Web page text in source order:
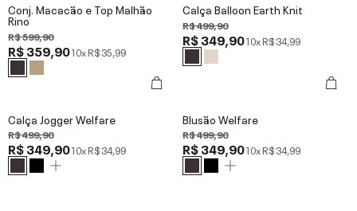
Conj. Macacão e Top Malhão
Rino
R$ 599,90
R$ 359,9010xR$ 35,99
Calça Balloon Earth Knit
R$ 499,90
R$ 349,9010xR$ 34,99
Calça Jogger Welfare
R$ 499,90
R$ 349,9010xR$ 34,99
Blusão Welfare
R$ 499,90
R$ 349,9010xR$ 34,99